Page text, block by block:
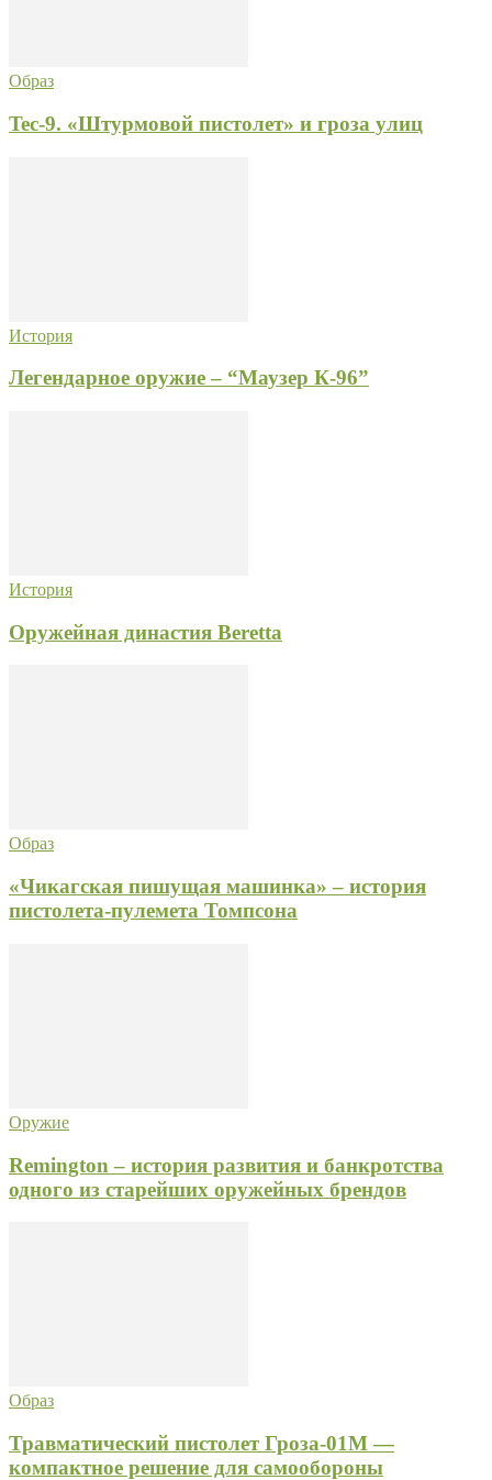
Образ
Tec-9. «Штурмовой пистолет» и гроза улиц
История
Легендарное оружие – “Маузер К-96”
История
Оружейная династия Beretta
Образ
«Чикагская пишущая машинка» – история
пистолета-пулемета Томпсона
Оружие
Remington – история развития и банкротства
одного из старейших оружейных брендов
Образ
Травматический пистолет Гроза-01М —
компактное решение для самообороны